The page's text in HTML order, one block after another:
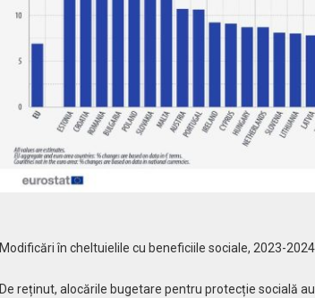
Modificări în cheltuielile cu beneficiile sociale, 2023-2024
De reținut, alocările bugetare pentru protecție socială